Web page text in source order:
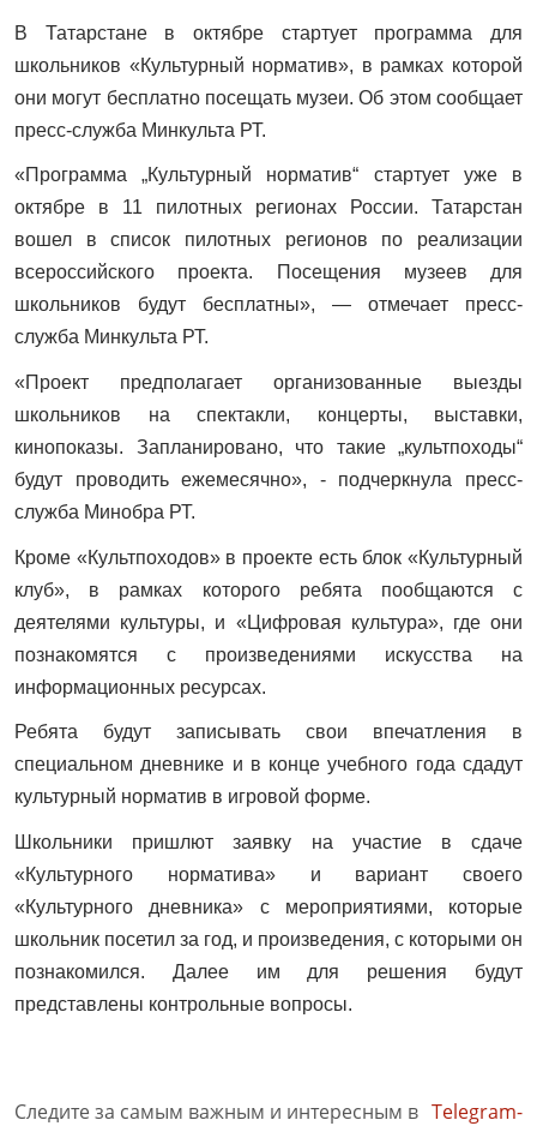
В Татарстане в октябре стартует программа для
школьников «Культурный норматив», в рамках которой
они могут бесплатно посещать музеи. Об этом сообщает
пресс-служба Минкульта РТ.
«Программа „Культурный норматив“ стартует уже в
октябре в 11 пилотных регионах России. Татарстан
вошел в список пилотных регионов по реализации
всероссийского проекта. Посещения музеев для
школьников будут бесплатны», — отмечает пресс-
служба Минкульта РТ.
«Проект предполагает организованные выезды
школьников на спектакли, концерты, выставки,
кинопоказы. Запланировано, что такие „культпоходы“
будут проводить ежемесячно», - подчеркнула пресс-
служба Минобра РТ.
Кроме «Культпоходов» в проекте есть блок «Культурный
клуб», в рамках которого ребята пообщаются с
деятелями культуры, и «Цифровая культура», где они
познакомятся с произведениями искусства на
информационных ресурсах.
Ребята будут записывать свои впечатления в
специальном дневнике и в конце учебного года сдадут
культурный норматив в игровой форме.
Школьники пришлют заявку на участие в сдаче
«Культурного норматива» и вариант своего
«Культурного дневника» с мероприятиями, которые
школьник посетил за год, и произведения, с которыми он
познакомился. Далее им для решения будут
представлены контрольные вопросы.
Следите за самым важным и интересным в Telegram-